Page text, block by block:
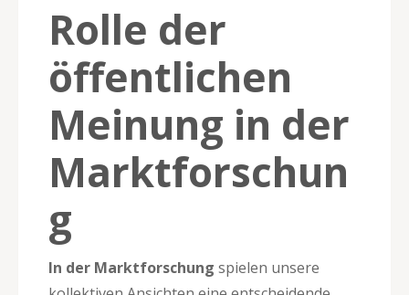
Rolle der
öffentlichen
Meinung in der
Marktforschun
g
In der Marktforschung spielen unsere